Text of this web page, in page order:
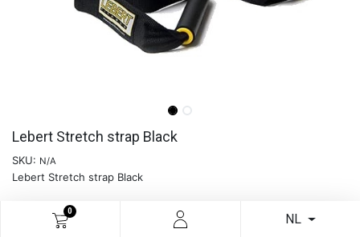
0
NL
Lebert Stretch strap Black
SKU: N/A
Lebert Stretch strap Black
Meer info